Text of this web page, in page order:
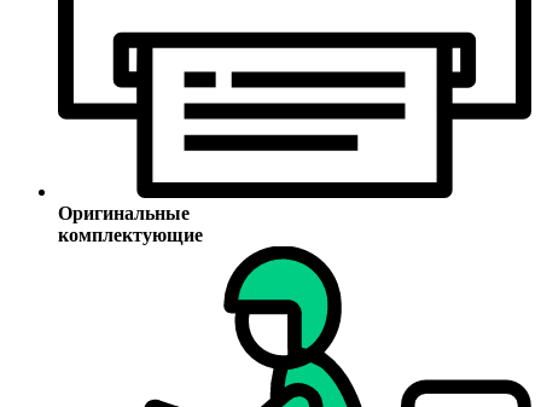
Оригинальные
комплектующие